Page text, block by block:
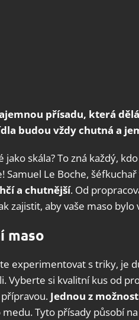
přísadu, která
budou vždy chutná a
jako skála? To zná každý,
Samuel Le Boche,
a chutnější. Od
zajistit, aby vaše maso
maso
experimentovat s triky, je
Vyberte si kvalitní kus od
Jednou z
Tyto přísady působí